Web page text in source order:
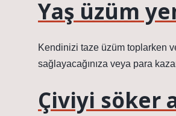
Yaş üzüm
Kendinizi taze üzüm toplarken
sağlayacağınıza veya para
Çiviyi söker